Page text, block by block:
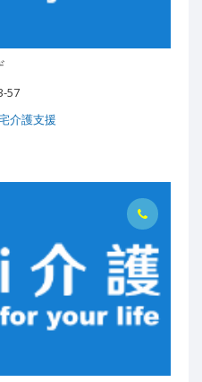
57
介護支援